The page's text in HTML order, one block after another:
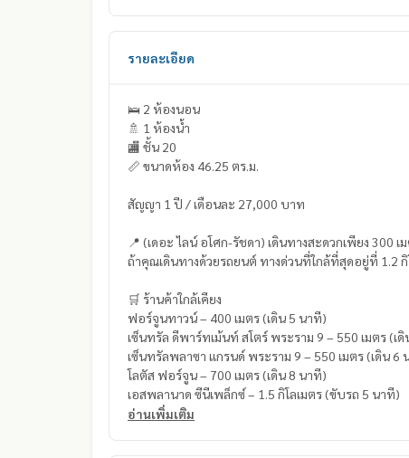
รายละเอียด
🛌 2 ห้องนอน
🚿 1 ห้องน้ำ
🏬 ชั้น 20
📏 ขนาดห้อง 46.25 ตร.ม.
สัญญา 1 ปี / เดือนละ 27,000 บาท
📍 (เดอะ ไลน์ อโศก-รัชดา) เดินทางสะดวกเพียง 300
ถ้าคุณเดินทางด้วยรถยนต์ ทางด่วนที่ใกล้ที่สุดอยู่ที่ 1.2 กิ
🛒 ร้านค้าใกล้เคียง
ฟอร์จูนทาวน์ – 400 เมตร (เดิน 5 นาที)
เซ็นทรัล ดีพาร์ทเม้นท์ สโตร์ พระราม 9 – 550 เมตร (เ
เซ็นทรัลพลาซา แกรนด์ พระราม 9 – 550 เมตร (เดิน 6
โลตัส ฟอร์จูน – 700 เมตร (เดิน 8 นาที)
เอสพลานาด ซีนีเพล็กซ์ – 1.5 กิโลเมตร (ขับรถ 5 นาที)
อ่านเพิ่มเติม